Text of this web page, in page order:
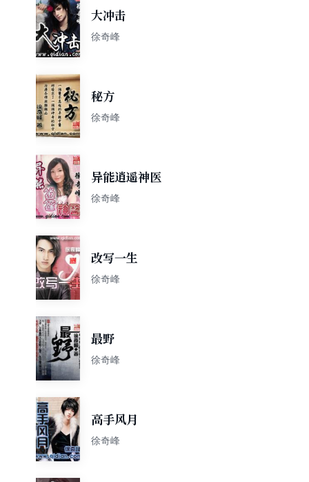
大冲击
徐奇峰
秘方
徐奇峰
异能逍遥神医
徐奇峰
改写一生
徐奇峰
最野
徐奇峰
高手风月
徐奇峰